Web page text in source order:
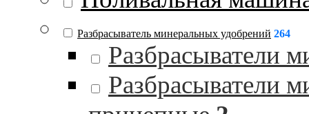
Разбрасыватель минеральных удобрений 264
Разбрасыватели
Разбрасыватели